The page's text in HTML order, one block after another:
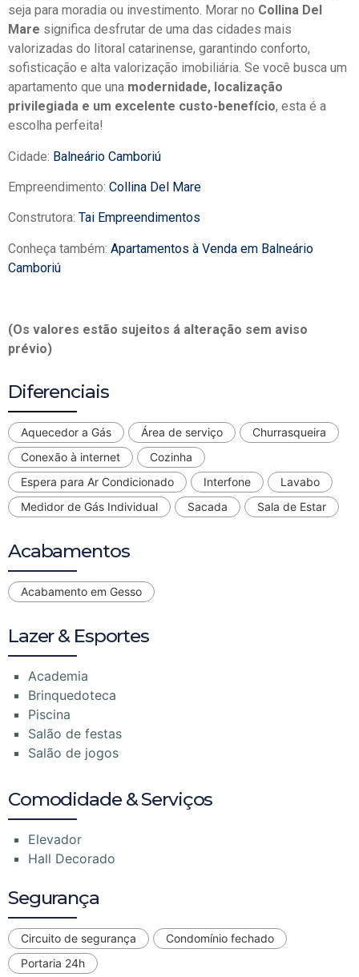
seja para moradia ou investimento. Morar no Collina Del
Mare significa desfrutar de uma das cidades mais
valorizadas do litoral catarinense, garantindo conforto,
sofisticação e alta valorização imobiliária. Se você busca um
apartamento que una modernidade, localização
privilegiada e um excelente custo-benefício, esta é a
escolha perfeita!
Cidade: Balneário Camboriú
Empreendimento: Collina Del Mare
Construtora: Tai Empreendimentos
Conheça também: Apartamentos à Venda em Balneário
Camboriú
(Os valores estão sujeitos á alteração sem aviso
prévio)
Diferenciais
Aquecedor a Gás Área de serviço
Churrasqueira
Conexão à internet
Cozinha
Espera para Ar Condicionado
Interfone
Lavabo
Medidor de Gás Individual
Sacada Sala de Estar
Acabamentos
Acabamento em Gesso
Lazer & Esportes
Academia
Brinquedoteca
Piscina
Salão de festas
Salão de jogos
Comodidade & Serviços
Elevador
Hall Decorado
Segurança
Circuito de segurança
Condomínio fechado
Portaria 24h